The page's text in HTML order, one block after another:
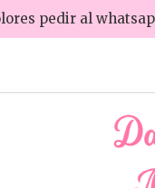
pedir al